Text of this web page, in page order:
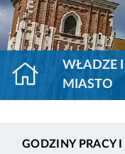
WŁADZE I
MIASTO
GODZINY PRACY